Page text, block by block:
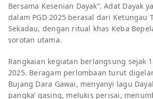
Bersama Kesenian Dayak”. Adat Dayak
dalam PGD 2025 berasal dari Ketungau
Sekadau, dengan ritual khas Keba
sorotan utama.
Rangkaian kegiatan berlangsung sejak
2025. Beragam perlombaan turut
Bujang Dara Gawai, menyanyi lagu
pangka’ gasing, melukis perisai,